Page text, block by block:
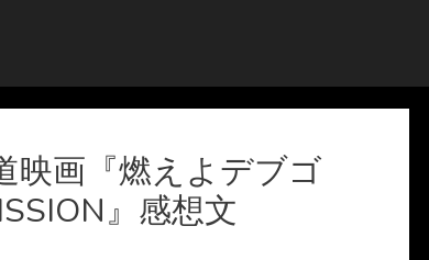
映画『燃えよデブゴ
』感想文